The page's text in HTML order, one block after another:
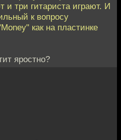
и три гитариста играют. И
к вопросу
как на пластинке
яростно?